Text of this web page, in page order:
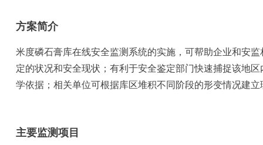
方案简介
米度磷石膏库在线安全监测系统的实施，可帮助企业和安
定的状况和安全现状；有利于安全鉴定部门快速捕捉该地
学依据；相关单位可根据库区堆积不同阶段的形变情况建立
主要监测项目